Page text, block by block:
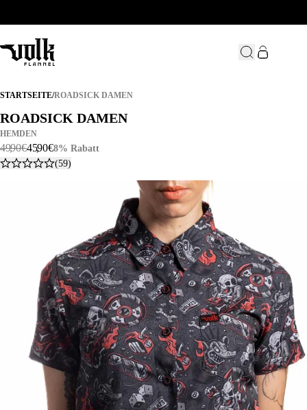
STARTSEITE/ROADSICK DAMEN
ROADSICK DAMEN
ROADSICK DAMEN
ROADSICK DAMEN
HEMDEN
49,90€45,90€8% Rabatt
(59)